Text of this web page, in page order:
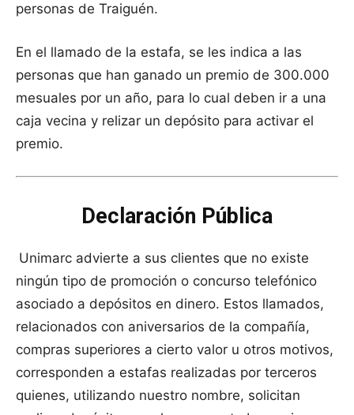
personas de Traiguén.
En el llamado de la estafa, se les indica a las
personas que han ganado un premio de 300.000
mesuales por un año, para lo cual deben ir a una
caja vecina y relizar un depósito para activar el
premio.
Declaración Pública
Unimarc advierte a sus clientes que no existe
ningún tipo de promoción o concurso telefónico
asociado a depósitos en dinero. Estos llamados,
relacionados con aniversarios de la compañía,
compras superiores a cierto valor u otros motivos,
corresponden a estafas realizadas por terceros
quienes, utilizando nuestro nombre, solicitan